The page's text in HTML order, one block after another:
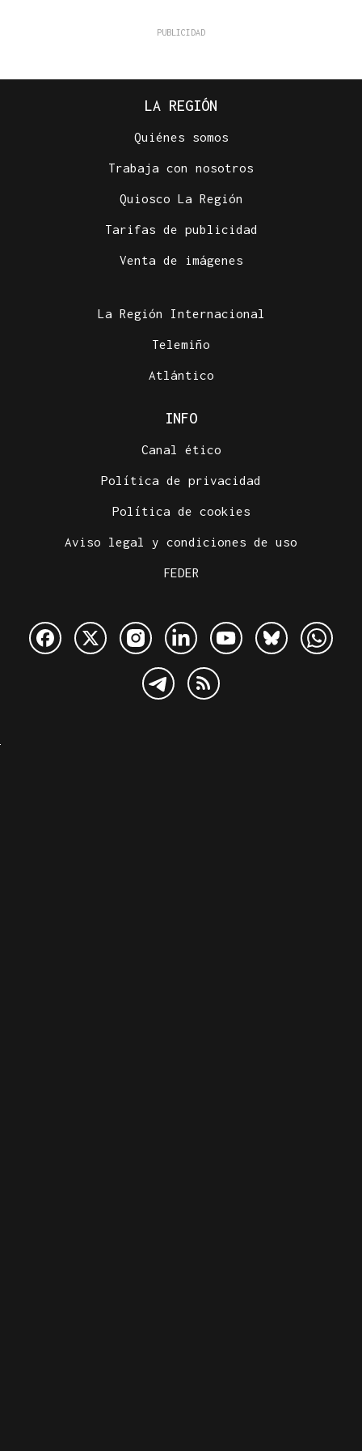
LA REGIÓN
Quiénes somos
Trabaja con nosotros
Quiosco La Región
Tarifas de publicidad
Venta de imágenes
La Región Internacional
Telemiño
Atlántico
INFO
Canal ético
Política de privacidad
Política de cookies
Aviso legal y condiciones de uso
FEDER